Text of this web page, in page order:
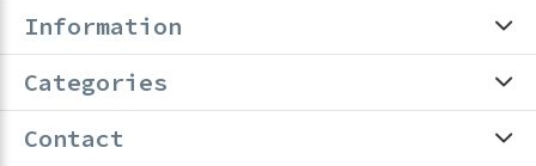
Information
Categories
Contact